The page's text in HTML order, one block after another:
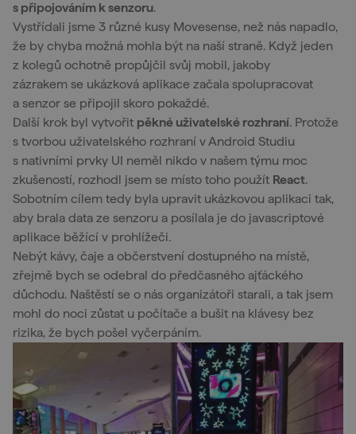
s připojováním k senzoru.
Vystřídali jsme 3 různé kusy Movesense, než nás napadlo,
že by chyba možná mohla být na naší straně. Když jeden
z kolegů ochotně propůjčil svůj mobil, jakoby
zázrakem se ukázková aplikace začala spolupracovat
a senzor se připojil skoro pokaždé.
Další krok byl vytvořit pěkné uživatelské rozhraní. Protože
s tvorbou uživatelského rozhraní v Android Studiu
s nativními prvky UI neměl nikdo v našem týmu moc
zkušeností, rozhodl jsem se místo toho použít React.
Sobotním cílem tedy byla upravit ukázkovou aplikaci tak,
aby brala data ze senzoru a posílala je do javascriptové
aplikace běžící v prohlížeči.
Nebýt kávy, čaje a občerstvení dostupného na místě,
zřejmě bych se odebral do předčasného ajťáckého
důchodu. Naštěstí se o nás organizátoři starali, a tak jsem
mohl do noci zůstat u počítače a bušit na klávesy bez
rizika, že bych pošel vyčerpáním.